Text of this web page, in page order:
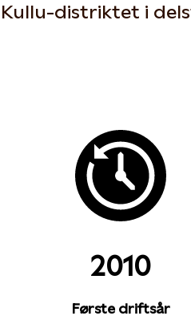
Kullu-distriktet i
2010
Første driftsår